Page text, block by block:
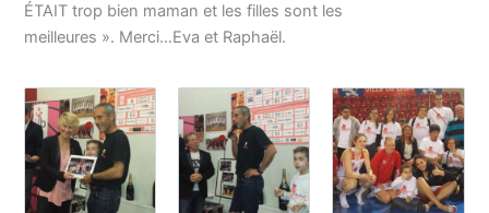
ÉTAIT trop bien maman et les filles sont les
meilleures ». Merci…Eva et Raphaël.